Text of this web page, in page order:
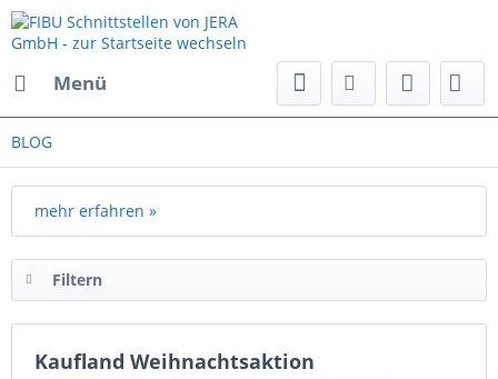
Menü
BLOG
mehr erfahren »
Filtern
Kaufland Weihnachtsaktion